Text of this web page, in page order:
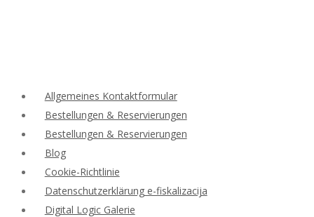
Allgemeines Kontaktformular
Bestellungen & Reservierungen
Bestellungen & Reservierungen
Blog
Cookie-Richtlinie
Datenschutzerklärung e-fiskalizacija
Digital Logic Galerie